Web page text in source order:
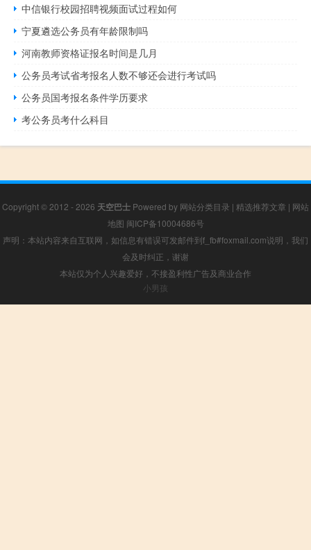
中信银行校园招聘视频面试过程如何
宁夏遴选公务员有年龄限制吗
河南教师资格证报名时间是几月
公务员考试省考报名人数不够还会进行考试吗
公务员国考报名条件学历要求
考公务员考什么科目
Copyright © 2012 - 2026 天空巴士 Powered by 网站分类目录 | 精选推荐文章 | 网站
地图 闽ICP备10004686号
声明：本站内容来自互联网，如信息有错误可发邮件到f_fb#foxmail.com说明，我们
会及时纠正，谢谢
本站仅为个人兴趣爱好，不接盈利性广告及商业合作
小男孩